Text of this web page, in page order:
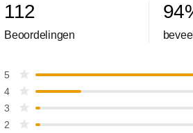
112
Beoordelingen
94
5
4
3
2